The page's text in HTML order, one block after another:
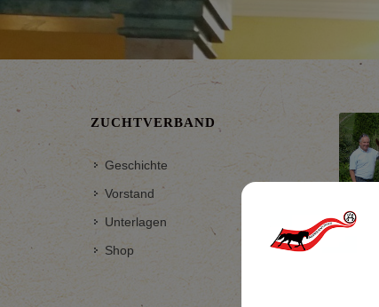
ZUCHTVERBAND
Geschichte
Vorstand
Unterlagen
Shop